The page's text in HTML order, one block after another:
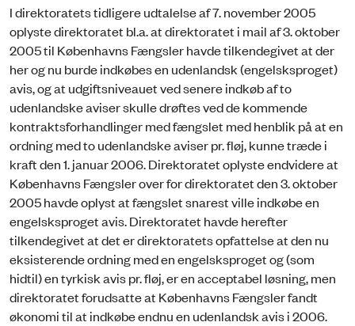
I direktoratets tidligere udtalelse af 7. november 2005
oplyste direktoratet bl.a. at direktoratet i mail af 3. oktober
2005 til Københavns Fængsler havde tilkendegivet at der
her og nu burde indkøbes en udenlandsk (engelsksproget)
avis, og at udgiftsniveauet ved senere indkøb af to
udenlandske aviser skulle drøftes ved de kommende
kontraktsforhandlinger med fængslet med henblik på at en
ordning med to udenlandske aviser pr. fløj, kunne træde i
kraft den 1. januar 2006. Direktoratet oplyste endvidere at
Københavns Fængsler over for direktoratet den 3. oktober
2005 havde oplyst at fængslet snarest ville indkøbe en
engelsksproget avis. Direktoratet havde herefter
tilkendegivet at det er direktoratets opfattelse at den nu
eksisterende ordning med en engelsksproget og (som
hidtil) en tyrkisk avis pr. fløj, er en acceptabel løsning, men
direktoratet forudsatte at Københavns Fængsler fandt
økonomi til at indkøbe endnu en udenlandsk avis i 2006.